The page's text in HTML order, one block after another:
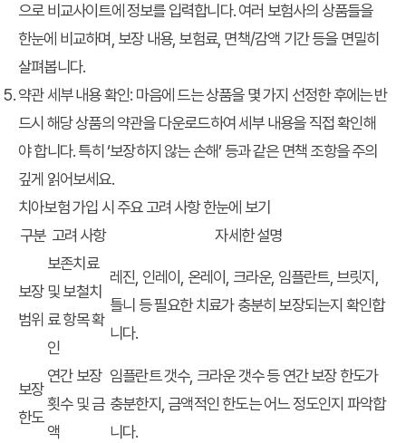
으로 비교사이트에 정보를 입력합니다. 여러 보험사의 상품들을
한눈에 비교하며, 보장 내용, 보험료, 면책/감액 기간 등을 면밀히
살펴봅니다.
약관 세부 내용 확인: 마음에 드는 상품을 몇 가지 선정한 후에는 반
드시 해당 상품의 약관을 다운로드하여 세부 내용을 직접 확인해
야 합니다. 특히 ‘보장하지 않는 손해’ 등과 같은 면책 조항을 주의
깊게 읽어보세요.
치아보험 가입 시 주요 고려 사항 한눈에 보기
구분 고려 사항 자세한 설명
보장
범위
보존치료
및 보철치
료 항목 확
인
레진, 인레이, 온레이, 크라운, 임플란트, 브릿지,
틀니 등 필요한 치료가 충분히 보장되는지 확인합
니다.
보장
한도
연간 보장
횟수 및 금
액
임플란트 갯수, 크라운 갯수 등 연간 보장 한도가
충분한지, 금액적인 한도는 어느 정도인지 파악합
니다.